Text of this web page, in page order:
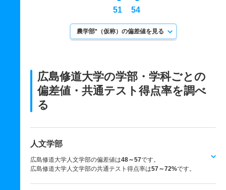
51 54
農学部*（仮称）の偏差値を見る
広島修道大学の学部・学科ごとの
偏差値・共通テスト得点率を調べ
る
人文学部
広島修道大学人文学部の偏差値は48～57です。
広島修道大学人文学部の共通テスト得点率は57～72%です。